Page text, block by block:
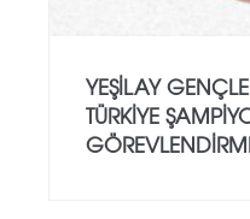
YEŞILAY
TÜRKIYE